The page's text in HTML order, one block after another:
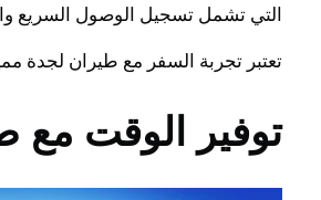
التي تشمل تسجيل الوصول السريع
تعتبر تجربة السفر مع طيران لجدة
توفير الوقت مع